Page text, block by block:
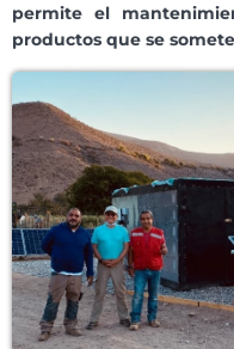
permite el
productos que se